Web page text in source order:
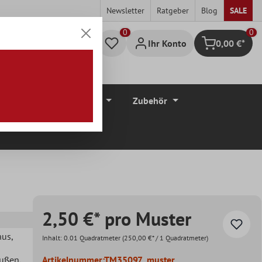
Newsletter Ratgeber Blog SALE
Ihr Konto Warenkorb
0
0,00 €*
Zubehör
,
,
2,50 €* pro Muster
Inhalt: 0.01 Quadratmeter (250,00 €* / 1 Quadratmeter)
Artikelnummer:TM35097_muster